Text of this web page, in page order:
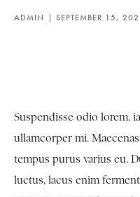
ADMIN SEPTEMBER 15,
Suspendisse odio lorem,
ullamcorper mi.
tempus purus varius eu.
luctus, lacus enim